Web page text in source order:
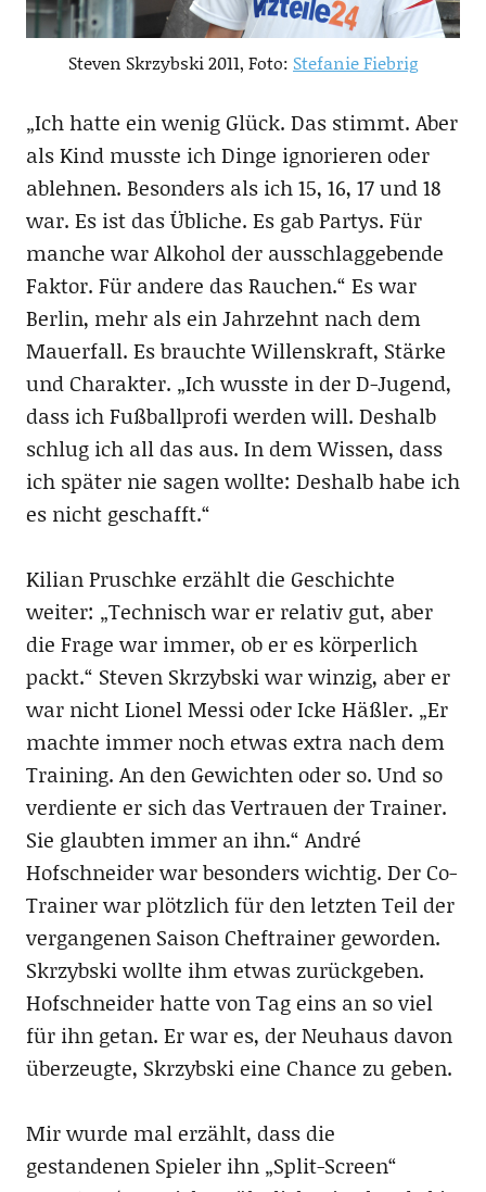
Steven Skrzybski 2011, Foto: Stefanie Fiebrig
„Ich hatte ein wenig Glück. Das stimmt. Aber
als Kind musste ich Dinge ignorieren oder
ablehnen. Besonders als ich 15, 16, 17 und 18
war. Es ist das Übliche. Es gab Partys. Für
manche war Alkohol der ausschlaggebende
Faktor. Für andere das Rauchen.“ Es war
Berlin, mehr als ein Jahrzehnt nach dem
Mauerfall. Es brauchte Willenskraft, Stärke
und Charakter. „Ich wusste in der D-Jugend,
dass ich Fußballprofi werden will. Deshalb
schlug ich all das aus. In dem Wissen, dass
ich später nie sagen wollte: Deshalb habe ich
es nicht geschafft.“
Kilian Pruschke erzählt die Geschichte
weiter: „Technisch war er relativ gut, aber
die Frage war immer, ob er es körperlich
packt.“ Steven Skrzybski war winzig, aber er
war nicht Lionel Messi oder Icke Häßler. „Er
machte immer noch etwas extra nach dem
Training. An den Gewichten oder so. Und so
verdiente er sich das Vertrauen der Trainer.
Sie glaubten immer an ihn.“ André
Hofschneider war besonders wichtig. Der Co-
Trainer war plötzlich für den letzten Teil der
vergangenen Saison Cheftrainer geworden.
Skrzybski wollte ihm etwas zurückgeben.
Hofschneider hatte von Tag eins an so viel
für ihn getan. Er war es, der Neuhaus davon
überzeugte, Skrzybski eine Chance zu geben.
Mir wurde mal erzählt, dass die
gestandenen Spieler ihn „Split-Screen“